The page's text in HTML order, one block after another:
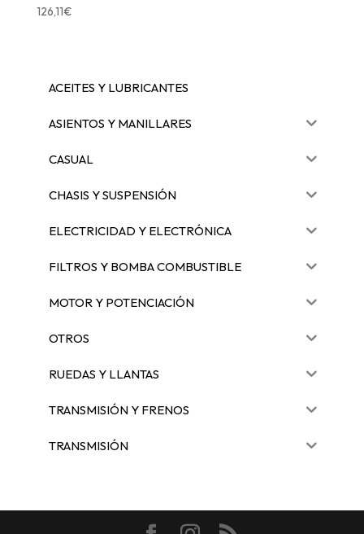
126,11€
ACEITES Y LUBRICANTES
ASIENTOS Y MANILLARES
CASUAL
CHASIS Y SUSPENSIÓN
ELECTRICIDAD Y ELECTRÓNICA
FILTROS Y BOMBA COMBUSTIBLE
MOTOR Y POTENCIACIÓN
OTROS
RUEDAS Y LLANTAS
TRANSMISIÓN Y FRENOS
TRANSMISIÓN